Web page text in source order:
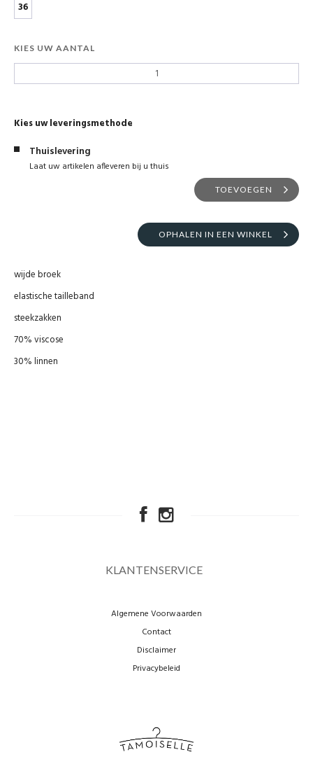
36
KIES UW AANTAL
Kies uw leveringsmethode
Thuislevering
Laat uw artikelen afleveren bij u thuis
TOEVOEGEN
OPHALEN IN EEN WINKEL
wijde broek
elastische tailleband
steekzakken
70% viscose
30% linnen
KLANTENSERVICE
Algemene Voorwaarden
Contact
Disclaimer
Privacybeleid